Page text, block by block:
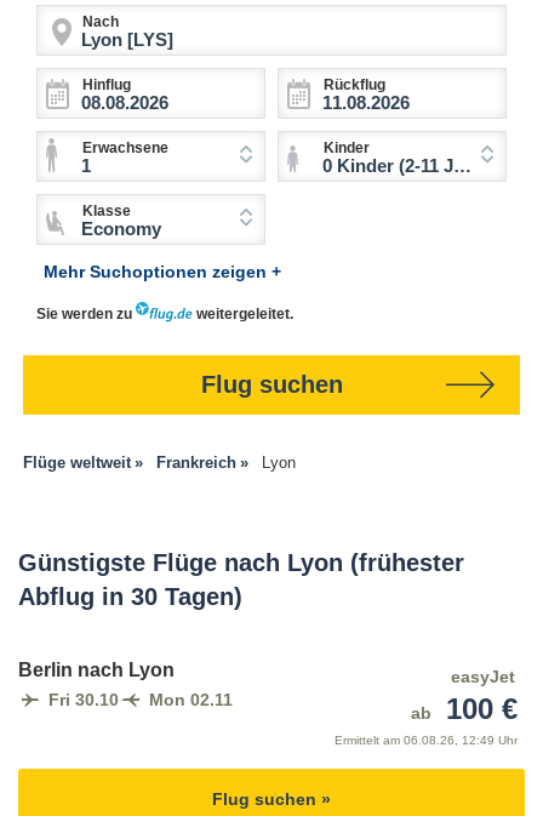
Nach
Hinflug Rückflug
Erwachsene
1
Kinder
0 Kinder (2-11 Jahre)
Klasse
Economy
Mehr Suchoptionen zeigen +
Sie werden zu weitergeleitet.
Flug suchen
Flüge weltweit Frankreich Lyon
Günstigste Flüge nach Lyon (frühester
Abflug in 30 Tagen)
Berlin nach Lyon
Fri 30.10 Mon 02.11
easyJet
ab
100 €
Ermittelt am 06.08.26, 12:49 Uhr
Flug suchen »